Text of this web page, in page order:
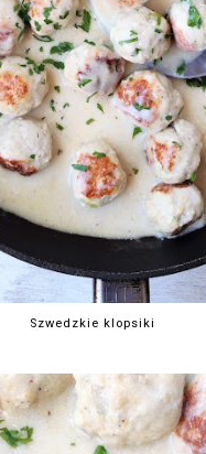
Szwedzkie klopsiki